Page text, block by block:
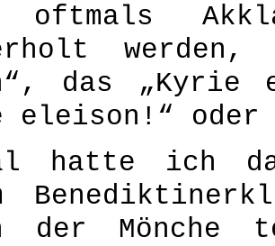
oftmals
werden,
das
eleison!“ oder
hatte ich
der Mönche